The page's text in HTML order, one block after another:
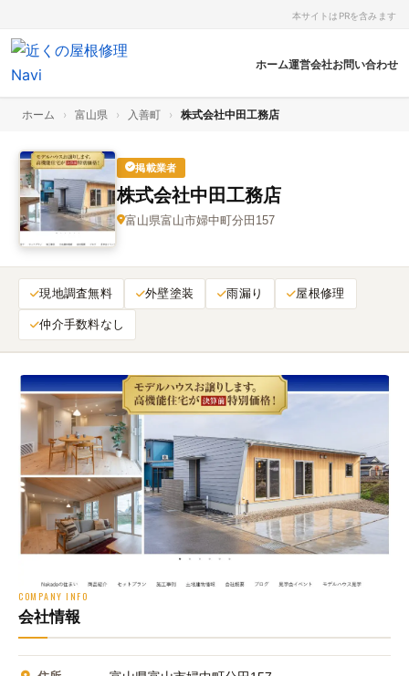
本サイトはPRを含みます
ホーム運営会社お問い合わせ
ホーム › 富山県 › 入善町 › 株式会社中田工務店
掲載業者
株式会社中田工務店
富山県富山市婦中町分田157
現地調査無料 外壁塗装 雨漏り 屋根修理
仲介手数料なし
COMPANY INFO
会社情報